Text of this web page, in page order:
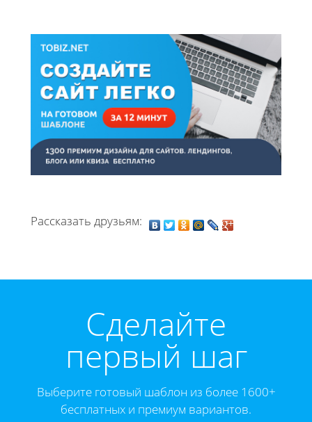
Рассказать друзьям:
Cделайте
первый шаг
Выберите готовый шаблон из более 1600+
бесплатных и премиум вариантов.